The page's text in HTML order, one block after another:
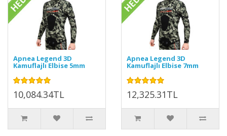
Apnea Legend 3D
Kamuflajlı Elbise 5mm
10,084.34TL
Apnea Legend 3D
Kamuflajlı Elbise 7mm
12,325.31TL